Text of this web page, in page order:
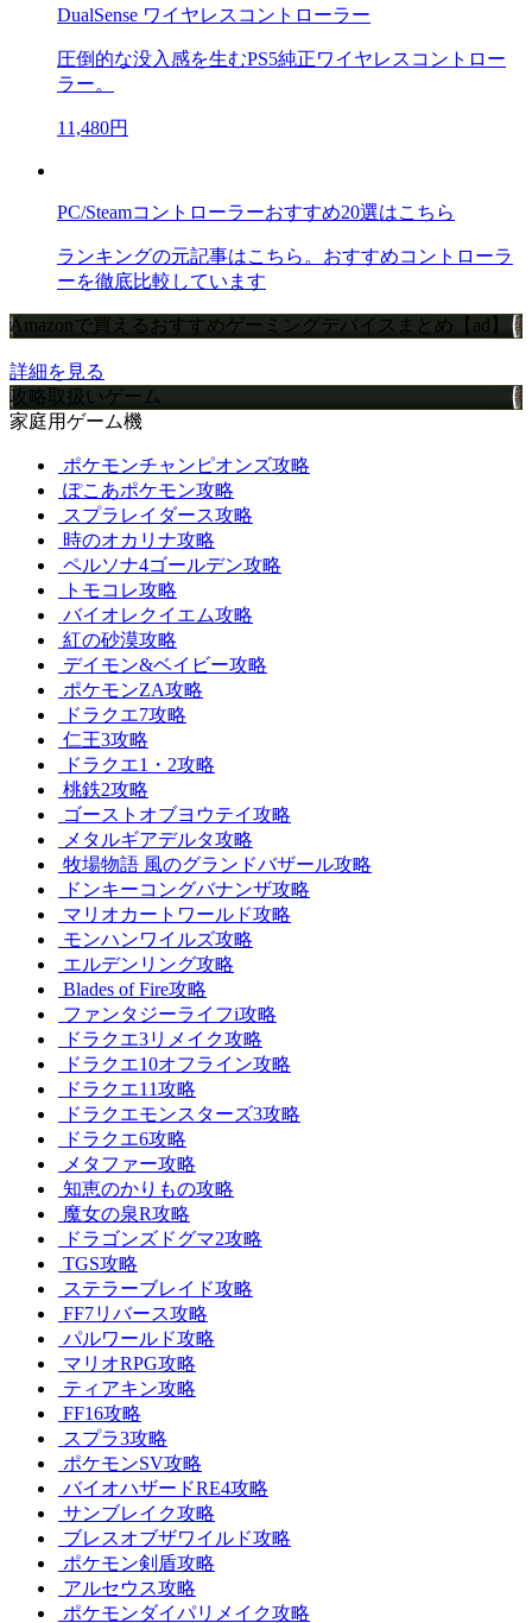
DualSense ワイヤレスコントローラー
圧倒的な没入感を生むPS5純正ワイヤレスコントロー
ラー。
11,480円
PC/Steamコントローラーおすすめ20選はこちら
ランキングの元記事はこちら。おすすめコントローラ
ーを徹底比較しています
Amazonで買えるおすすめゲーミングデバイスまとめ【ad】
詳細を見る
攻略取扱いゲーム
家庭用ゲーム機
ポケモンチャンピオンズ攻略
ぽこあポケモン攻略
スプラレイダース攻略
時のオカリナ攻略
ペルソナ4ゴールデン攻略
トモコレ攻略
バイオレクイエム攻略
紅の砂漠攻略
デイモン&ベイビー攻略
ポケモンZA攻略
ドラクエ7攻略
仁王3攻略
ドラクエ1・2攻略
桃鉄2攻略
ゴーストオブヨウテイ攻略
メタルギアデルタ攻略
牧場物語 風のグランドバザール攻略
ドンキーコングバナンザ攻略
マリオカートワールド攻略
モンハンワイルズ攻略
エルデンリング攻略
Blades of Fire攻略
ファンタジーライフi攻略
ドラクエ3リメイク攻略
ドラクエ10オフライン攻略
ドラクエ11攻略
ドラクエモンスターズ3攻略
ドラクエ6攻略
メタファー攻略
知恵のかりもの攻略
魔女の泉R攻略
ドラゴンズドグマ2攻略
TGS攻略
ステラーブレイド攻略
FF7リバース攻略
パルワールド攻略
マリオRPG攻略
ティアキン攻略
FF16攻略
スプラ3攻略
ポケモンSV攻略
バイオハザードRE4攻略
サンブレイク攻略
ブレスオブザワイルド攻略
ポケモン剣盾攻略
アルセウス攻略
ポケモンダイパリメイク攻略